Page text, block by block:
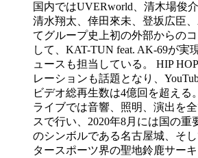
国内ではUVERworld、清木場俊介
清水翔太、倖田來未、登坂広臣
てグループ史上初の外部からの
して、KAT-TUN feat. AK-69が実
ュースも担当している。 HIP
レーションも話題となり、
ビデオ総再生数は4億回を超える
ライブでは音響、照明、演出を
スで行い、2020年8月には国の重
のシンボルである名古屋城、そ
タースポーツ界の聖地鈴鹿サー